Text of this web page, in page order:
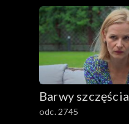
Barwy szczęścia
odc. 2745